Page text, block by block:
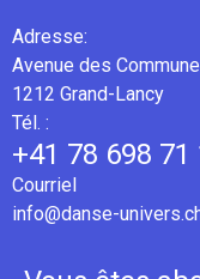
Adresse:
Avenue des
1212 Grand-Lancy
Tél. :
+41 78 698 71
Courriel
info@danse-